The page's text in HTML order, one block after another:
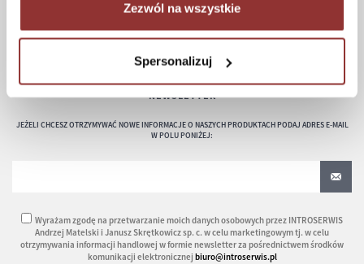
Zezwól na wszystkie
Spersonalizuj
Zwroty
Kontakt
NEWSLETTER
JEŻELI CHCESZ OTRZYMYWAĆ NOWE INFORMACJE O NASZYCH PRODUKTACH PODAJ ADRES E-MAIL
W POLU PONIŻEJ:
Wyrażam zgodę na przetwarzanie moich danych osobowych przez INTROSERWIS
Andrzej Matelski i Janusz Skrętkowicz sp. c. w celu marketingowym tj. w celu
otrzymywania informacji handlowej w formie newsletter za pośrednictwem środków
komunikacji elektronicznej biuro@introserwis.pl